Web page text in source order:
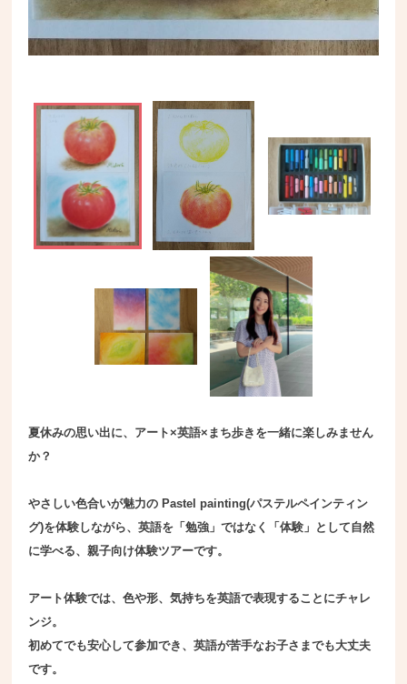
夏休みの思い出に、アート×英語×まち歩きを一緒に楽しみません
か？
やさしい色合いが魅力の Pastel painting(パステルペインティン
グ)を体験しながら、英語を「勉強」ではなく「体験」として自然
に学べる、親子向け体験ツアーです。
アート体験では、色や形、気持ちを英語で表現することにチャレ
ンジ。
初めてでも安心して参加でき、英語が苦手なお子さまでも大丈夫
です。